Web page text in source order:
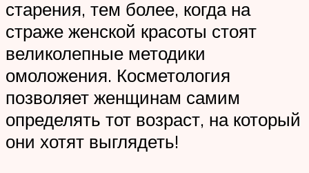
старения, тем более, когда на
страже женской красоты стоят
великолепные методики
омоложения. Косметология
позволяет женщинам самим
определять тот возраст, на который
они хотят выглядеть!